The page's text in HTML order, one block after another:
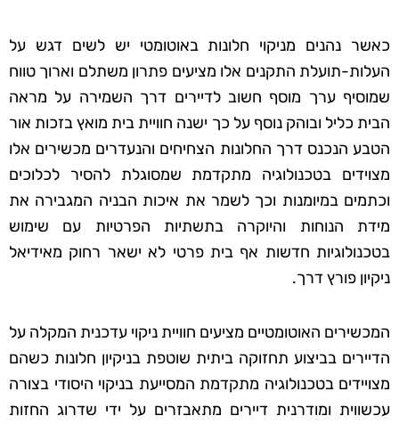
כאשר נהנים מניקוי חלונות באוטומטי יש לשים דגש על
העלות-תועלת התקנים אלו מציעים פתרון משתלם וארוך טווח
שמוסיף ערך מוסף חשוב לדיירים דרך השמירה על מראה
הבית כליל ובוהק נוסף על כך ישנה חוויית בית מואץ בזכות אור
הטבע הנכנס דרך החלונות הצחיחים והנעדרים מכשירים אלו
מצוידים בטכנולוגיה מתקדמת שמסוגלת להסיר לכלוכים
וכתמים במיומנות וכך לשמר את איכות הבניה המגבירה את
מידת הנוחות והיוקרה בתשתיות הפרטיות עם שימוש
בטכנולוגיות חדשות אף בית פרטי לא ישאר רחוק מאידיאל
ניקיון פורץ דרך.
המכשירים האוטומטיים מציעים חוויית ניקוי עדכנית המקלה על
הדיירים בביצוע תחזוקה ביתית שוטפת בניקיון חלונות כשהם
מצויידים בטכנולוגיה מתקדמת המסייעת בניקוי היסודי בצורה
עכשווית ומודרנית דיירים מתאבזרים על ידי שדרוג החזות